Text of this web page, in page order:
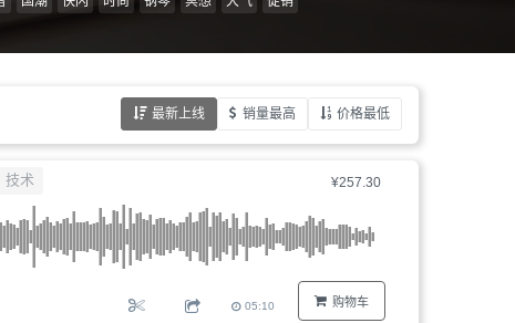
风
乐
件
编
最新上线 销量最高 价格最低
¥257.30
购物车
技术
05:10